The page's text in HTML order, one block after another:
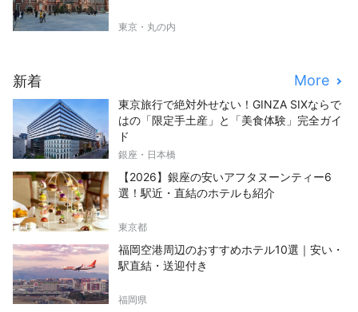
東京・丸の内
新着 More
東京旅行で絶対外せない！GINZA SIXならで
はの「限定手土産」と「美食体験」完全ガイ
ド
銀座・日本橋
【2026】銀座の安いアフタヌーンティー6
選！駅近・直結のホテルも紹介
東京都
福岡空港周辺のおすすめホテル10選｜安い・
駅直結・送迎付き
福岡県